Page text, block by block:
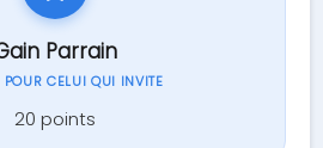
Parrain
POUR CELUI QUI INVITE
20 points